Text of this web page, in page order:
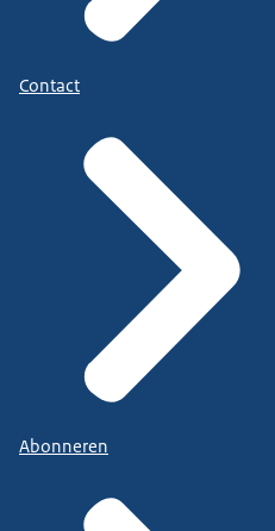
Contact
Abonneren